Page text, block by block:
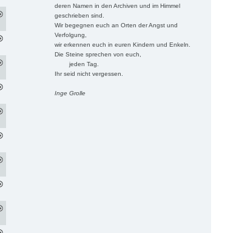
deren Namen in den Archiven und im Himmel
geschrieben sind.
Wir begegnen euch an Orten der Angst und
Verfolgung,
wir erkennen euch in euren Kindern und Enkeln.
Die Steine sprechen von euch,
jeden Tag.
Ihr seid nicht vergessen.
Inge Grolle